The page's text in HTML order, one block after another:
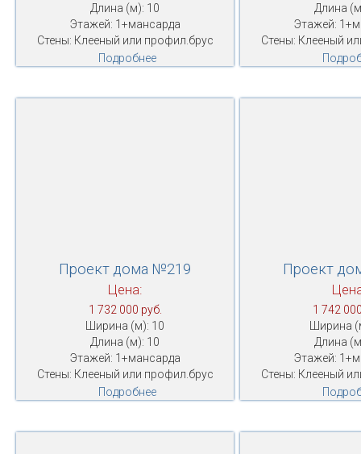
Длина (м): 10
Этажей: 1+мансарда
Стены: Клееный или профил.брус
Подробнее
Длина
Этажей:
Стены: Клееный
Проект дома №219
Цена:
1 732 000 руб.
Ширина (м): 10
Длина (м): 10
Этажей: 1+мансарда
Стены: Клееный или профил.брус
Подробнее
Проект
1 742
Ширина
Длина
Этажей:
Стены: Клееный